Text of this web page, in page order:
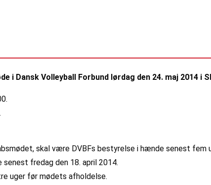
Dansk Volleyball Forbund lørdag den 24. maj 2014 i
skal være DVBFs bestyrelse i hænde senest fem
fredag den 18. april 2014.
uger før mødets afholdelse.